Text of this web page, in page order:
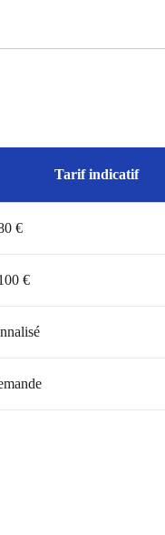
Tarif indicatif
€
€